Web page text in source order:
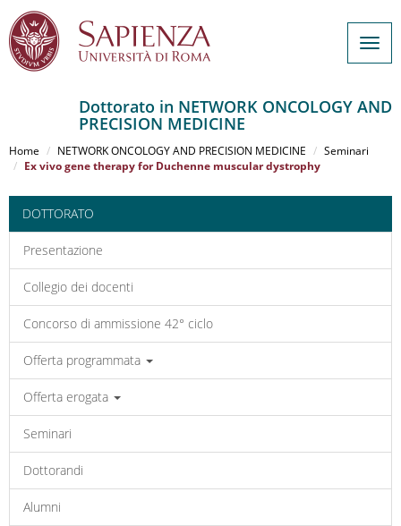
al
contenuto
Dottorato in NETWORK ONCOLOGY AND
PRECISION MEDICINE
Home NETWORK ONCOLOGY AND PRECISION MEDICINE
Seminari
Ex vivo gene therapy for Duchenne muscular dystrophy
DOTTORATO
Presentazione
Collegio dei docenti
Concorso di ammissione 42° ciclo
Offerta programmata
Offerta erogata
Seminari
Dottorandi
Alumni